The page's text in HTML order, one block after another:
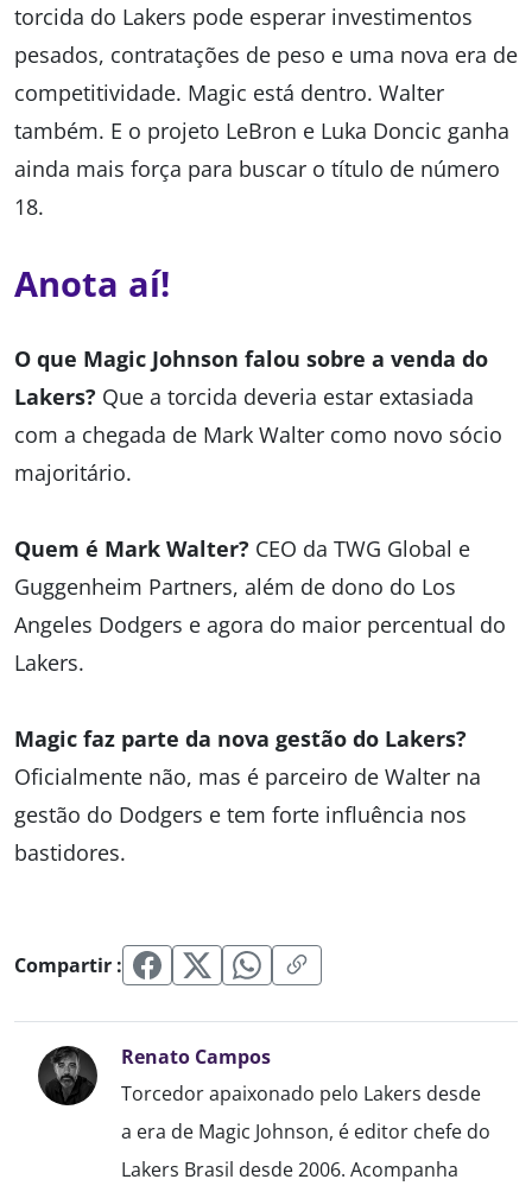
torcida do Lakers pode esperar investimentos
pesados, contratações de peso e uma nova era de
competitividade. Magic está dentro. Walter
também. E o projeto LeBron e Luka Doncic ganha
ainda mais força para buscar o título de número
18.
Anota aí!
O que Magic Johnson falou sobre a venda do
Lakers? Que a torcida deveria estar extasiada
com a chegada de Mark Walter como novo sócio
majoritário.
Quem é Mark Walter? CEO da TWG Global e
Guggenheim Partners, além de dono do Los
Angeles Dodgers e agora do maior percentual do
Lakers.
Magic faz parte da nova gestão do Lakers?
Oficialmente não, mas é parceiro de Walter na
gestão do Dodgers e tem forte influência nos
bastidores.
Compartir :
Renato Campos
Torcedor apaixonado pelo Lakers desde
a era de Magic Johnson, é editor chefe do
Lakers Brasil desde 2006. Acompanha